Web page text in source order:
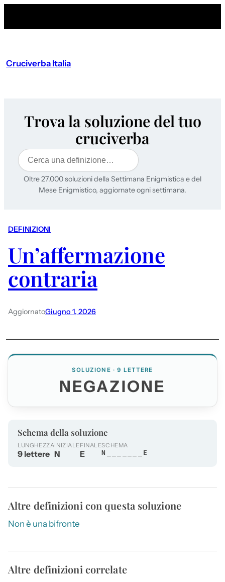
Cruciverba Italia
Trova la soluzione del tuo
cruciverba
Cerca
Oltre 27.000 soluzioni della Settimana Enigmistica e del
Mese Enigmistico, aggiornate ogni settimana.
DEFINIZIONI
Un’affermazione
contraria
AggiornatoGiugno 1, 2026
SOLUZIONE · 9 LETTERE
NEGAZIONE
Schema della soluzione
LUNGHEZZA
9 lettere
INIZIALE
N
FINALE
E
SCHEMA
N_______E
Altre definizioni con questa soluzione
Non è una bifronte
Altre definizioni correlate